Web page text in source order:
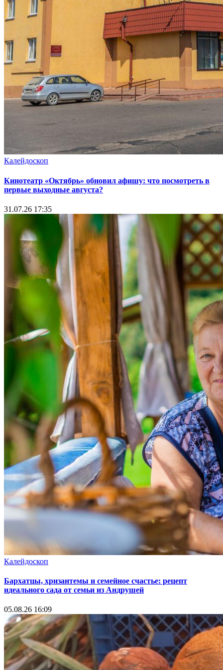
Калейдоскоп
Кинотеатр «Октябрь» обновил афишу: что посмотреть в
первые выходные августа?
31.07.26 17:35
Калейдоскоп
Бархатцы, хризантемы и семейное счастье: рецепт
идеального сада от семьи из Андрушей
05.08.26 16:09